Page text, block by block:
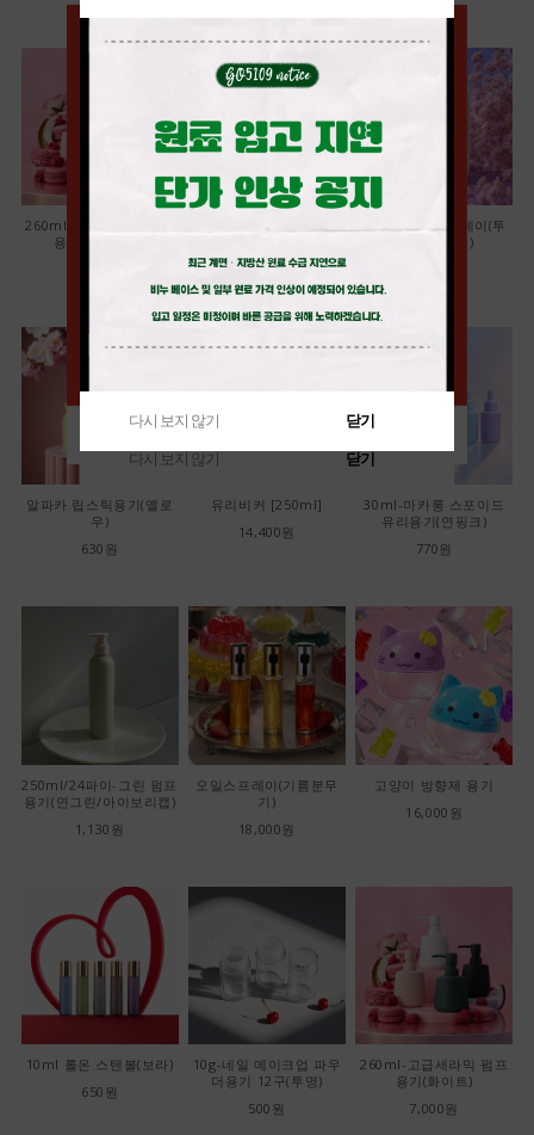
260ml-고급세라믹 펌프
용기(다크그린)
50ml-애플 스프레이(투
명/화이트캡)
알파카 립스틱용기(옐로
우)
630원
유리비커 [250ml]
14,400원
30ml-마카롱 스포이드
유리용기(연핑크)
770원
250ml/24파이-그린 펌프
용기(연그린/아이보리캡)
1,130원
오일스프레이(기름분무
기)
18,000원
고양이 방향제 용기
16,000원
10ml 롤온 스텐볼(보라)
650원
10g-네일 메이크업 파우
더용기 12구(투명)
500원
260ml-고급세라믹 펌프
용기(화이트)
7,000원
다시 보지 않기 닫기
다시 보지 않기 닫기
다시 보지 않기 닫기